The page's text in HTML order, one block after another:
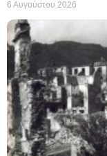
6 Αυγούστου 2026